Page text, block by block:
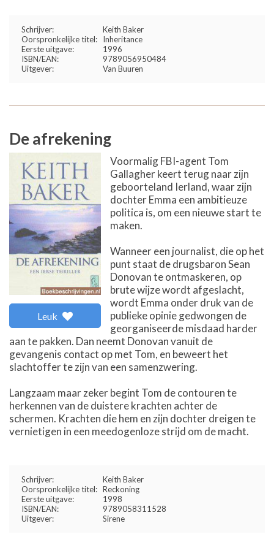
Schrijver:
Keith Baker
Oorspronkelijke titel:
Inheritance
Eerste uitgave:
1996
ISBN/EAN:
9789056950484
Uitgever:
Van Buuren
De afrekening
Leuk
Voormalig FBI-agent Tom
Gallagher keert terug naar zijn
geboorteland Ierland, waar zijn
dochter Emma een ambitieuze
politica is, om een nieuwe start te
maken.
Wanneer een journalist, die op het
punt staat de drugsbaron Sean
Donovan te ontmaskeren, op
brute wijze wordt afgeslacht,
wordt Emma onder druk van de
publieke opinie gedwongen de
georganiseerde misdaad harder
aan te pakken. Dan neemt Donovan vanuit de
gevangenis contact op met Tom, en beweert het
slachtoffer te zijn van een samenzwering.
Langzaam maar zeker begint Tom de contouren te
herkennen van de duistere krachten achter de
schermen. Krachten die hem en zijn dochter dreigen te
vernietigen in een meedogenloze strijd om de macht.
Schrijver:
Keith Baker
Oorspronkelijke titel: Reckoning
Eerste uitgave:
1998
ISBN/EAN:
9789058311528
Uitgever:
Sirene